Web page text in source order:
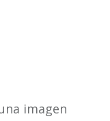
imagen